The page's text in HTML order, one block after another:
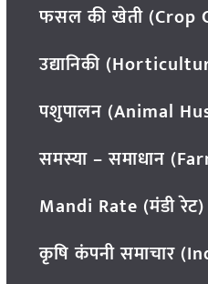
फसल की खेती (Crop
उद्यानिकी
पशुपालन (Animal
समस्या – समाधान
Mandi Rate (मंडी रेट)
कृषि कंपनी समाचार